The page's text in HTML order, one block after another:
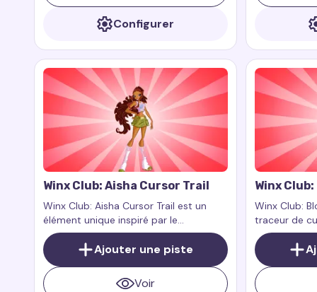
son approche technologique, son
intelligence et son élégance.
Configurer
harmonieux
floraux, et
beauté de la
avec le
Winx Club: Aisha Cursor Trail
Winx Club: Aisha Cursor Trail est un
élément unique inspiré par le
personnage Aisha, qui est la fée de
l'eau dans la série animée populaire
Winx Club.
Ajouter une piste
Voir
Winx
Winx Club:
traceur de
Bloom, la